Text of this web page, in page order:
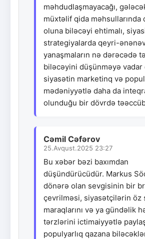
məhdudlaşmayacağı,
müxtəlif qida məhsullarında
oluna biləcəyi ehtimalı,
strategiyalarda qeyri-
yanaşmaların nə dərəcədə
biləcəyini düşünməyə vadar
siyasətin marketinq və
mədəniyyətlə daha da
olunduğu bir dövrdə
Cəmil Cəfərov
25.Avqust.2025 23:27
Bu xəbər bəzi baxımdan
düşündürücüdür. Markus
dönərə olan sevgisinin bir
çevrilməsi, siyasətçilərin öz
maraqlarını və ya gündəlik
tərzlərini ictimaiyyətlə
populyarlıq qazana